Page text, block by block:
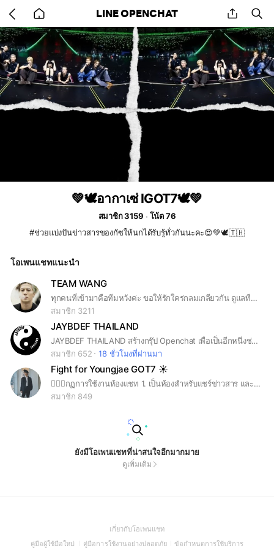
back
to
home
LINE OPENCHAT share
💚🕊อากาเซ่ IGOT7🕊💚
สมาชิก 3159
โน้ต 76
#ช่วยแบ่งปันข่าวสารของกัซให้นกได้รับรู้ทั่วกันนะคะ😍💚🕊🇹🇭
โอเพนแชทแนะนำ
TEAM WANG
ทุกคนที่เข้ามาคือทีมหวังค่ะ ขอให้รักใคร่กลมเกลียวกัน ดูแลทีมซึ่งกันและกัน ใครมองหาของ ตามหาสินค้า ขอคำแนะนำ ปลอมแท้ ถามได้เลยค่ะ สุดท้ายนี้มา support ทีมหวังให้ไกลระดับโลกไปเลย #teamwang #jacksonwang #เฮียหวัง #wangjackson #got7 #ทีมหวังสินค้าพี่หวัง
สมาชิก 3211
JAYBDEF THAILAND
JAYBDEF THAILAND สร้างกรุ๊ป Openchat เพื่อเป็นอีกหนึ่งช่องทางในการพูดคุยเรื่องของ "อิมแจบอม" หรือ “JAY B” กับแฟนคลับที่ชื่นชม ชื่นชอบ และอยากรู้จักหนุ่มคนนี้ให้มากยิ่งขึ้น JAY B OFFICIAL ACCOUNTS Smarturl🌴 https://smarturl.it/JAYB_SwitchItUp Instagram 🌴 https://www.instagram.com/jaybnow.hr/ Twitter🌴 https://mobile.twitter.com/JAYBDEF___ YouTube🌴 https://youtube.com/c/JAEBEOMLIM0106 Spotify🌴 https://open.spotify.com/artist/3IjHX8KZKoeq3X4QgXxqbT?si=bRSmS25pSXKwuYmeP-JZoQ&dl_branch=1 Soundcloud🌴 https://soundcloud.app.goo.gl/d1Xcoo9DEUNMFbjH6
สมาชิก 652
18 ชั่วโมงที่ผ่านมา
Fight for Youngjae GOT7 ☀️
🙇🏻‍♀️กฏการใช้งานห้องแชท 1. เป็นห้องสำหรับแชร์ข่าวสาร และการนัดเทรน/โหวต/สตรีม เพื่อพร้อมต้อนรับโซโล่ครั้งแรกของยองแจ รวมถึงงานอื่น ที่จะมีขึ้นหลังจากนี้ 📌 2. สามารถส่งรูปภาพ ข้อความ วิดิโอ หรือลิ้งค์ ใดก็ได้ที่เกี่ยวกับยองแจและ GOT7 เท่านั้น โดยห้ามพาดพิงถึงบุคคลอื่น (ยกเว้นมีม สามารถส่งได้) 💬 3. การแจ้งข้อมูลข่าวสารตารางงาน และกิจกรรมต่างๆ ของยองแจและเมมเบอร์ GOT7​ ให้ลงได้เฉพาะที่มาจากทางออฟฟิศเชียลของแต่ละคนเท่านั้น เพื่อความเป็นส่วนตัว และผลประโยชน์ของ ศิลปิน 🗓️ 4. ไม่เผยแพร่ตารางเวลาบินและข้อมูลส่วนตัวต่างๆของยองแจและเมมเบอร์ GOT7 ลงในกลุ่ม ✈️ 5. ไม่ชงคู่ชิปในห้องแชท ✨ 6. ห้ามขายของเพื่อผลประโยชน์ส่วนตัวในกลุ่ม กรณีบ้าน ทีม หรือโปรเจกต์ ต่าง ๆ มีการจำหน่ายของที่ระลึก หรือเปิดประมูล เพื่อนำเงินไปสนับสนุนยองแจ สามารถนำมาประชาสัมพันธ์ได้ / สามารถนำของมาขายแบบโอนเงินเข้าโปรเจกต์โดยตรงได้ 💸 7. รบกวนไม่ใช้คำหยาบคายในการสนทนากัน 🔇 8. ไม่หวีดศิลปินในเชิง Sexual harassment 🔞 9. หากทำผิดกฏ จะขออนุญาตลบออกทันที ❌ 💙💙💙
สมาชิก 849
ยังมีโอเพนแชทที่น่าสนใจอีกมากมาย
ดูเพิ่มเติม
เกี่ยวกับโอเพนแชท(Open
in
คู่มือผู้ใช้มือใหม่ (Open
คู่มือการใช้งานอย่างปลอดภัย(Open
ข้อกำหนดการใช้บริการ(Open